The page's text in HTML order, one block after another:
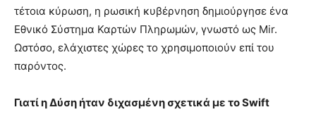
τέτοια κύρωση, η ρωσική κυβέρνηση δημιούργησε ένα
Εθνικό Σύστημα Καρτών Πληρωμών, γνωστό ως Mir.
Ωστόσο, ελάχιστες χώρες το χρησιμοποιούν επί του
παρόντος.
Γιατί η Δύση ήταν διχασμένη σχετικά με το Swift